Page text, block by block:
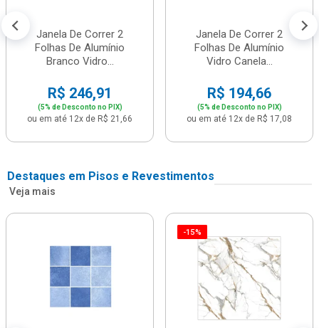
Janela De Correr 2
Folhas De Alumínio
Branco Vidro...
R$ 246,91
(5% de Desconto no PIX)
ou em até 12x de R$ 21,66
Janela De Correr 2
Folhas De Alumínio
Vidro Canela...
R$ 194,66
(5% de Desconto no PIX)
ou em até 12x de R$ 17,08
Destaques em Pisos e Revestimentos
Veja mais
-15%